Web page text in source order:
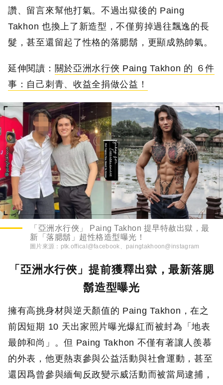
讚、留言來幫他打氣。不過出獄後的 Paing
Takhon 也換上了新造型，不僅剪掉過往飄逸的長
髮，甚至還留起了性格的落腮鬍，更顯成熟帥氣。
延伸閱讀： 關於亞洲水行俠 Paing Takhon 的 ６件
事：自己刺青、收益全捐做公益！
「亞洲水行俠」 Paing Takhon 提早特赦出獄，最
新「落腮鬍」超性格造型曝光！
圖片來源： ptk.offical@facebook、paingtakhoon@instagram
「亞洲水行俠」提前獲釋出獄，最新落腮
鬍造型曝光
擁有高挑身材與逆天顏值的 Paing Takhon，在之
前因短期 10 天出家照片曝光爆紅而被封為「地表
最帥和尚」。但 Paing Takhon 不僅有著讓人羨慕
的外表，他更熱衷參與公益活動與社會運動，甚至
還因爲曾參與緬甸反政變示威活動而被當局逮捕，